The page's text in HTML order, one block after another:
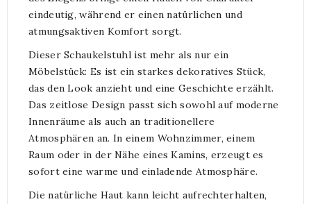
eindeutig, während er einen natürlichen und
atmungsaktiven Komfort sorgt.
Dieser Schaukelstuhl ist mehr als nur ein
Möbelstück: Es ist ein starkes dekoratives Stück,
das den Look anzieht und eine Geschichte erzählt.
Das zeitlose Design passt sich sowohl auf moderne
Innenräume als auch an traditionellere
Atmosphären an. In einem Wohnzimmer, einem
Raum oder in der Nähe eines Kamins, erzeugt es
sofort eine warme und einladende Atmosphäre.
Die natürliche Haut kann leicht aufrechterhalten,